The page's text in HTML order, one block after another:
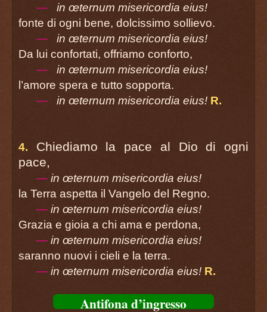
página 27
Credo
página 28
Preghiera universale o dei fedeli
Liturgia Eucaristica
página 36
Preghiera Eucaristica
Prefazio
página 37
Sanctus
(De angelis)
página 38
Preghiera Eucaristica III
página 39
Agnus Dei
página 46
— in œternum misericordia eius!
fonte di ogni bene, dolcissimo sollievo.
—
in œternum misericordia eius!
Da lui confortati, offriamo conforto,
—
in œternum misericordia eius!
l’amore spera e tutto sopporta.
—
in œternum misericordia eius! R.
4. Chiediamo la pace al Dio di ogni
pace,
— in œternum misericordia eius!
la Terra aspetta il Vangelo del Regno.
— in œternum misericordia eius!
Grazia e gioia a chi ama e perdona,
— in œternum misericordia eius!
saranno nuovi i cieli e la terra.
— in œternum misericordia eius! R.
Antifona d’ingresso